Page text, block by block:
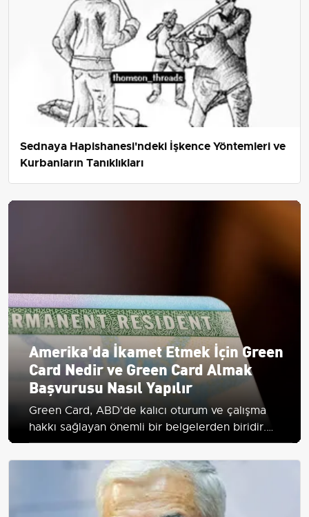
Sednaya Hapishanesi'ndeki İşkence Yöntemleri ve
Kurbanların Tanıklıkları
Amerika'da İkamet Etmek İçin Green
Card Nedir ve Green Card Almak
Başvurusu Nasıl Yapılır
Green Card, ABD'de kalıcı oturum ve çalışma
hakkı sağlayan önemli bir belgelerden biridir.
Başvuru süreci ve avantajları hakkında detaylı
bilgi edinin.